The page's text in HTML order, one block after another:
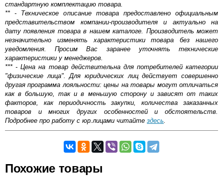
стандартную комплектацию товара.
** - Техническое описание товара предоставлено официальным
представительством компании-производителя и актуально на
дату появления товара в нашем каталоге. Производитель может
незначительно изменять характеристики товара без нашего
уведомления. Просим Вас заранее уточнять технические
характеристики у менеджеров.
*** - Цена на товар действительна для потребителей категории
"физические лица". Для юридических лиц действует совершенно
другая программа лояльности: цены на товары могут отличаться
как в большую, так и в меньшую сторону и зависят от таких
факторов, как периодичность закупки, количества заказанных
товаров и многих других особенностей и обстоятельств.
Подробнее про работу с юр.лицами читайте здесь.
Похожие товары